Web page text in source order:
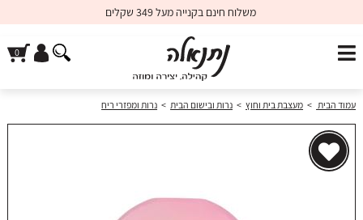
משלוח חינם בקנייה מעל 349 שקלים
עמוד הבית > מעצבת בית וחוץ > נרות ובישום הבית > נרות ומפזרי ריח